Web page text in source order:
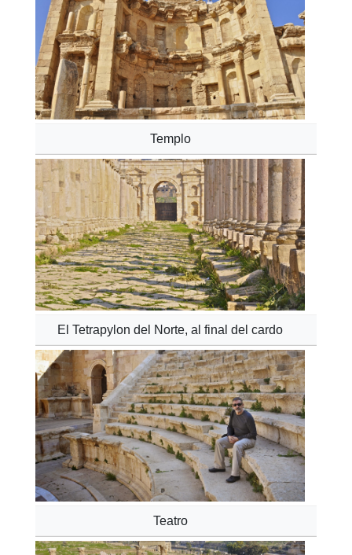
Templo
El Tetrapylon del Norte, al final del cardo
Teatro